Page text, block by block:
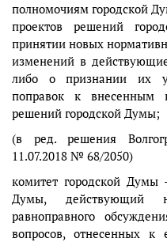
полномочиям городской
проектов решений
принятии новых
изменений в
либо о признании их
поправок к внесенным
решений городской Думы;
(в ред. решения
11.07.2018 № 68/2050)
комитет городской Думы
Думы, действующий
равноправного
вопросов, отнесенных к